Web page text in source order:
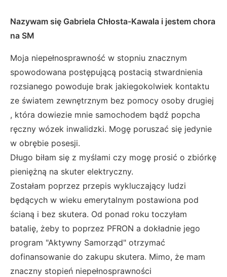
Nazywam się Gabriela Chłosta-Kawala i jestem chora
na SM
Moja niepełnosprawność w stopniu znacznym
spowodowana postępującą postacią stwardnienia
rozsianego powoduje brak jakiegokolwiek kontaktu
ze światem zewnętrznym bez pomocy osoby drugiej
, która dowiezie mnie samochodem bądź popcha
ręczny wózek inwalidzki. Mogę poruszać się jedynie
w obrębie posesji.
Długo biłam się z myślami czy mogę prosić o zbiórkę
pieniężną na skuter elektryczny.
Zostałam poprzez przepis wykluczający ludzi
będących w wieku emerytalnym postawiona pod
ścianą i bez skutera. Od ponad roku toczyłam
batalię, żeby to poprzez PFRON a dokładnie jego
program "Aktywny Samorząd" otrzymać
dofinansowanie do zakupu skutera. Mimo, że mam
znaczny stopień niepełnosprawności